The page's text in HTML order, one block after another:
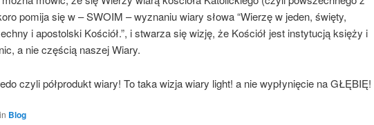
pomija się w – SWOIM – wyznaniu wiary słowa “Wierzę w jeden, święty,
i apostolski Kościół.”, i stwarza się wizję, że Kościół jest instytucją księży i
a nie częścią naszej Wiary.
czyli półprodukt wiary! To taka wizja wiary light! a nie wypłynięcie na GŁĘBIĘ!
Blog